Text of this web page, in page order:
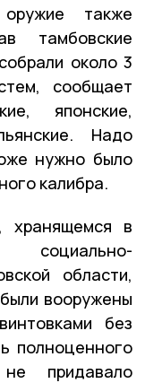
также
тамбовские
около 3
сообщает
японские,
Надо
нужно было
калибра.
хранящемся в
социально-
области,
вооружены
без
полноценного
придавало